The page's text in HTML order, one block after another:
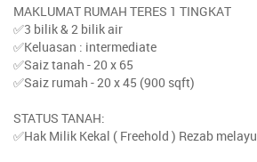
MAKLUMAT RUMAH TERES 1 TINGKAT
✅3 bilik & 2 bilik air
✅Keluasan : intermediate
✅Saiz tanah - 20 x 65
✅Saiz rumah - 20 x 45 (900 sqft)
STATUS TANAH:
✅Hak Milik Kekal ( Freehold ) Rezab melayu